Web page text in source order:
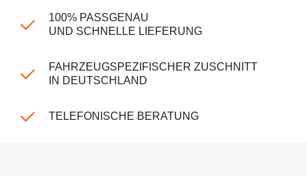
100% PASSGENAU
UND SCHNELLE LIEFERUNG
FAHRZEUGSPEZIFISCHER ZUSCHNITT
IN DEUTSCHLAND
TELEFONISCHE BERATUNG